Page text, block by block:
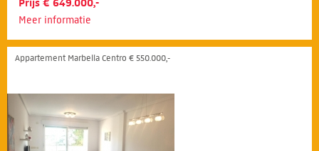
Meer informatie
Appartement Marbella Centro € 550.000,-